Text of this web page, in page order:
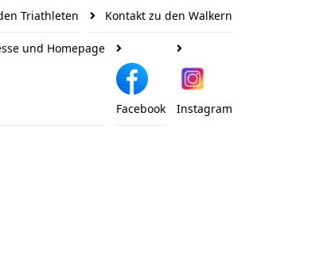
Triathleten Kontakt zu den Walkern
und Homepage
Facebook Instagram